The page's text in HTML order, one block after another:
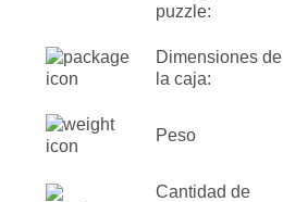
puzzle:
Dimensiones de
la caja:
Peso
Cantidad de